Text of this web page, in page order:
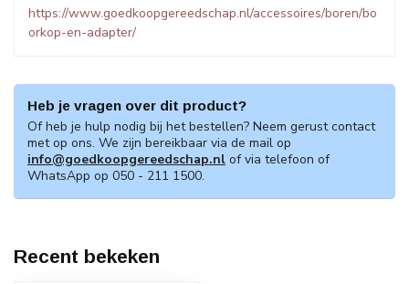
https://www.goedkoopgereedschap.nl/accessoires/boren/bo
orkop-en-adapter/
Heb je vragen over dit product?
Of heb je hulp nodig bij het bestellen? Neem gerust contact
met op ons. We zijn bereikbaar via de mail op
info@goedkoopgereedschap.nl of via telefoon of
WhatsApp op 050 - 211 1500.
Recent bekeken